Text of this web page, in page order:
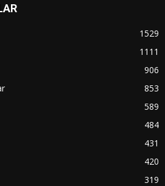
1529
1111
906
853
589
484
431
420
319